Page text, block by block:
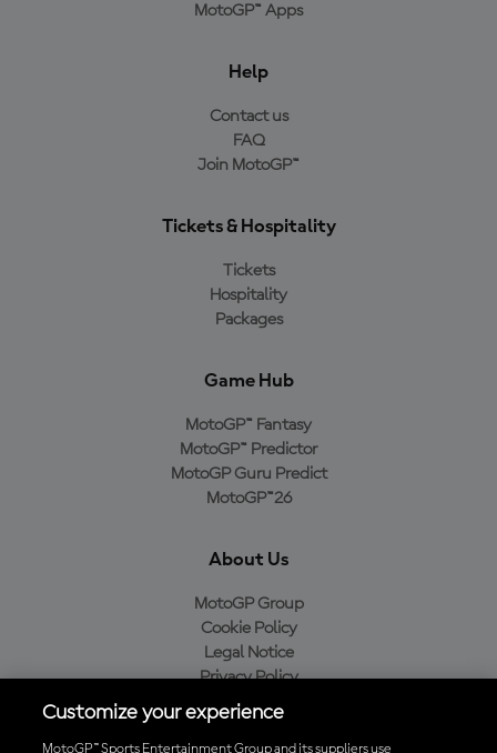
MotoGP™ Apps
Help
Contact us
FAQ
Join MotoGP™
Tickets & Hospitality
Tickets
Hospitality
Packages
Game Hub
MotoGP™ Fantasy
MotoGP™ Predictor
MotoGP Guru Predict
MotoGP™26
About Us
MotoGP Group
Cookie Policy
Legal Notice
Privacy Policy
Purchase Policy
Customize your experience
MotoGP™ Sports Entertainment Group and its suppliers use